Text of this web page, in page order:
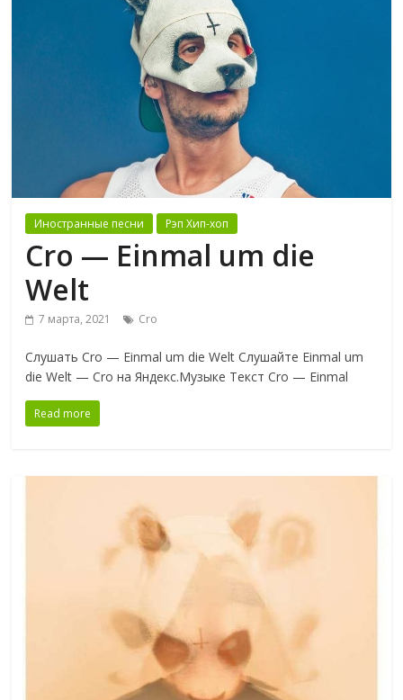
Иностранные песни Рэп Хип-хоп
Cro — Einmal um die
Welt
7 марта, 2021 Cro
Слушать Cro — Einmal um die Welt Слушайте Einmal um
die Welt — Cro на Яндекс.Музыке Текст Cro — Einmal
Read more